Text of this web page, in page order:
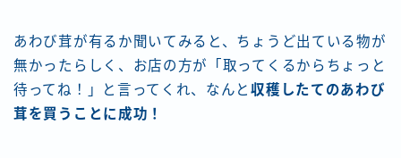
あわび茸が有るか聞いてみると、ちょうど出ている物が
無かったらしく、お店の方が「取ってくるからちょっと
待ってね！」と言ってくれ、なんと収穫したてのあわび
茸を買うことに成功！